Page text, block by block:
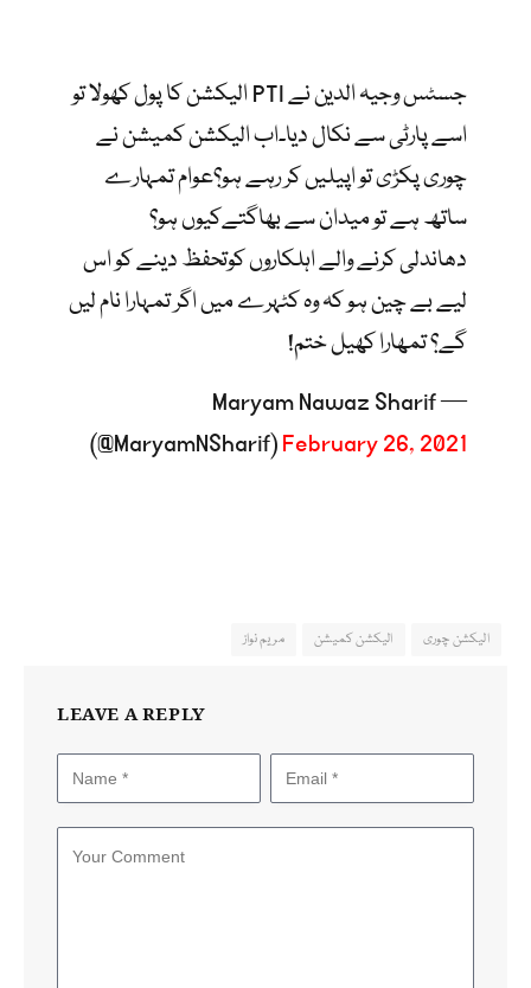
جسٹس وجیہ الدین نے PTI الیکشن کا پول کھولا تو
اسے پارٹی سے نکال دیا۔اب الیکشن کمیشن نے
چوری پکڑی تو اپیلیں کر رہے ہو؟عوام تمہارے
ساتھ ہے تو میدان سے بھاگتےکیوں ہو؟
دھاندلی کرنے والے اہلکاروں کوتحفظ دینے کو اس
لیے بے چین ہو کہ وہ کٹہرے میں اگر تمہارا نام لیں
گے؟ تمھارا کھیل ختم!
— Maryam Nawaz Sharif
(@MaryamNSharif)February 26, 2021
الیکشن چوری الیکشن کمیشن مریم نواز
LEAVE A REPLY